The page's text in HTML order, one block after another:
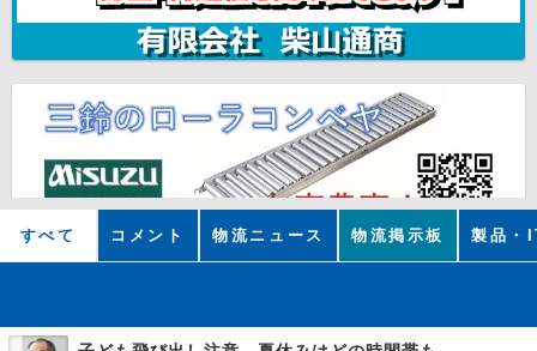
すべて コメント 物流ニュース 物流掲示板 製品・